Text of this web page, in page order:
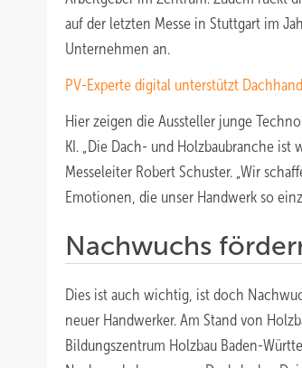
auf der letzten Messe in Stuttgart im
Unternehmen an.
PV-Experte digital unterstützt
Hier zeigen die Aussteller junge
KI. „Die Dach- und Holzbaubranche
Messeleiter Robert Schuster. „Wir
Emotionen, die unser Handwerk so
Nachwuchs
Dies ist auch wichtig, ist doch
neuer Handwerker. Am Stand von
Bildungszentrum Holzbau Baden-